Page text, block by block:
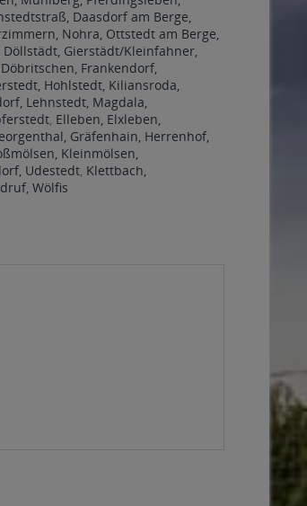
Daasdorf am Berge,
Nohra, Ottstedt am Berge,
Döllstädt, Gierstädt/Kleinfahner,
Döbritschen, Frankendorf,
Hohlstedt, Kiliansroda,
Lehnstedt, Magdala,
, Elleben, Elxleben,
Gräfenhain, Herrenhof,
Kleinmölsen,
Udestedt, Klettbach,
Wölfis